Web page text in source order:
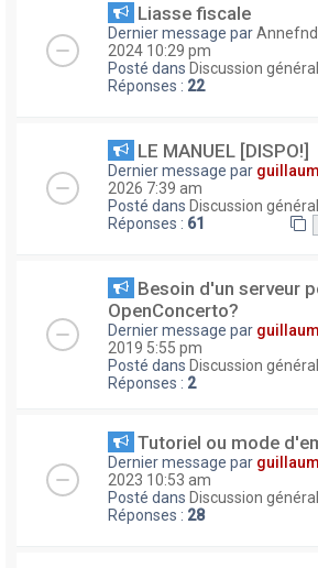
Liasse fiscale
Dernier message parAnnefnd
2024 10:29 pm
Posté dans Discussion
Réponses : 22
LE MANUEL [DISPO!]
Dernier message par
2026 7:39 am
Posté dans Discussion
Réponses : 61
Besoin d'un serveur
OpenConcerto?
Dernier message par
2019 5:55 pm
Posté dans Discussion
Réponses : 2
Tutoriel ou mode
Dernier message par
2023 10:53 am
Posté dans Discussion
Réponses : 28